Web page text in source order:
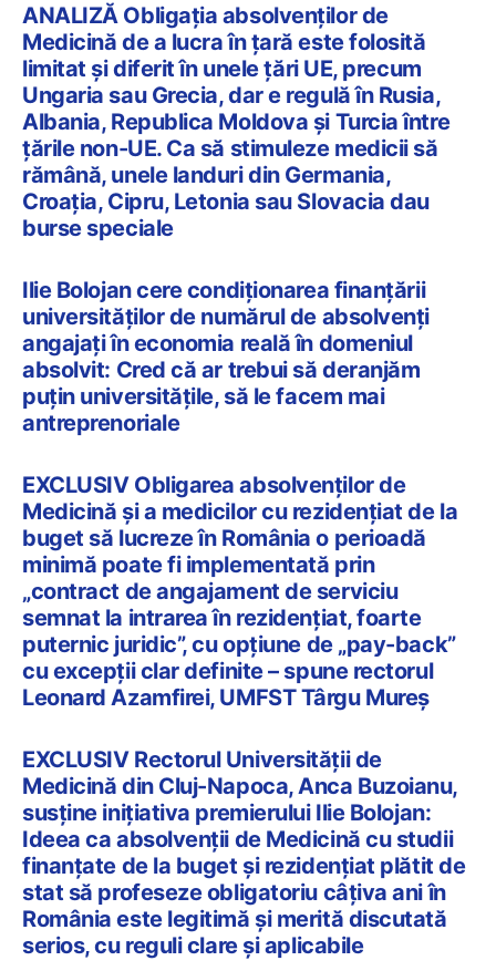
ANALIZĂ Obligația absolvenților de
Medicină de a lucra în țară este folosită
limitat și diferit în unele țări UE, precum
Ungaria sau Grecia, dar e regulă în Rusia,
Albania, Republica Moldova și Turcia între
țările non-UE. Ca să stimuleze medicii să
rămână, unele landuri din Germania,
Croația, Cipru, Letonia sau Slovacia dau
burse speciale
Ilie Bolojan cere condiționarea finanțării
universităților de numărul de absolvenți
angajați în economia reală în domeniul
absolvit: Cred că ar trebui să deranjăm
puțin universitățile, să le facem mai
antreprenoriale
EXCLUSIV Obligarea absolvenților de
Medicină și a medicilor cu rezidențiat de la
buget să lucreze în România o perioadă
minimă poate fi implementată prin
„contract de angajament de serviciu
semnat la intrarea în rezidențiat, foarte
puternic juridic”, cu opțiune de „pay-back”
cu excepții clar definite – spune rectorul
Leonard Azamfirei, UMFST Târgu Mureș
EXCLUSIV Rectorul Universității de
Medicină din Cluj-Napoca, Anca Buzoianu,
susține inițiativa premierului Ilie Bolojan:
Ideea ca absolvenții de Medicină cu studii
finanțate de la buget și rezidențiat plătit de
stat să profeseze obligatoriu câțiva ani în
România este legitimă și merită discutată
serios, cu reguli clare și aplicabile